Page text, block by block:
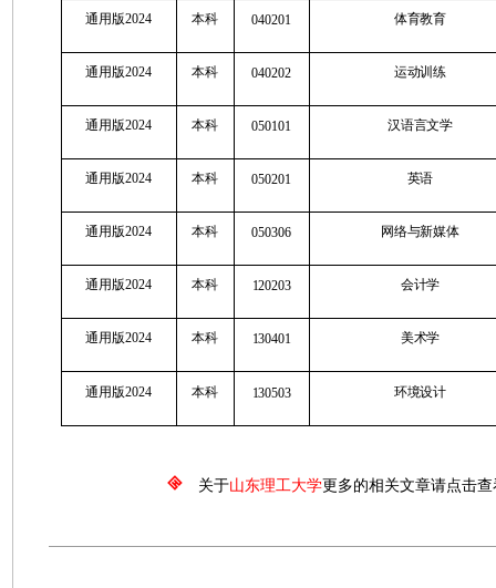
通用版2024 本科 040201 体育教育
通用版2024 本科 040202 运动训练
通用版2024 本科 050101 汉语言文学
通用版2024 本科 050201 英语
通用版2024 本科 050306 网络与新媒体
通用版2024 本科 120203 会计学
通用版2024 本科 130401 美术学
通用版2024 本科 130503 环境设计
关于山东理工大学更多的相关文章请点击查